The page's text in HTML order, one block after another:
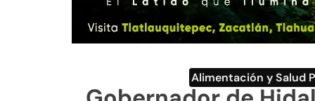
Alimentación y Salud